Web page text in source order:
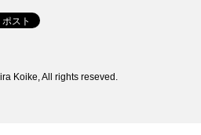
Koike, All rights reseved.